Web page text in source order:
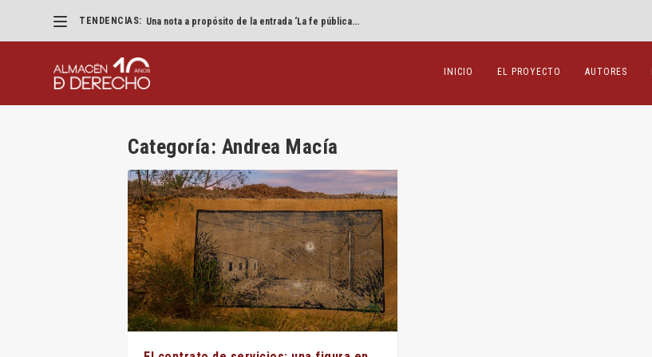
TENDENCIAS: Una nota a propósito de la entrada ‘La fe pública...
INICIO EL PROYECTO AUTORES
Categoría: Andrea Macía